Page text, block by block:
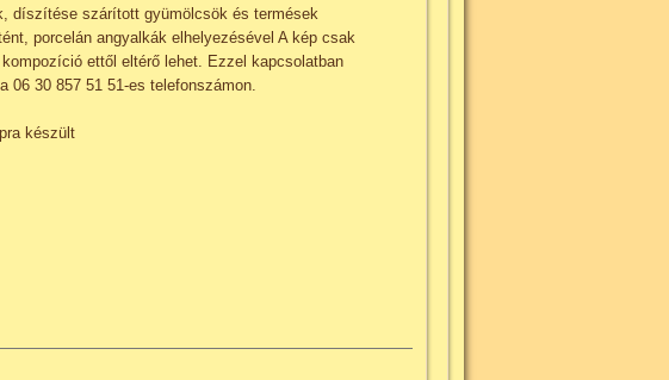
díszítése szárított gyümölcsök és termések
porcelán angyalkák elhelyezésével A kép csak
ettől eltérő lehet. Ezzel kapcsolatban
06 30 857 51 51-es telefonszámon.
készült